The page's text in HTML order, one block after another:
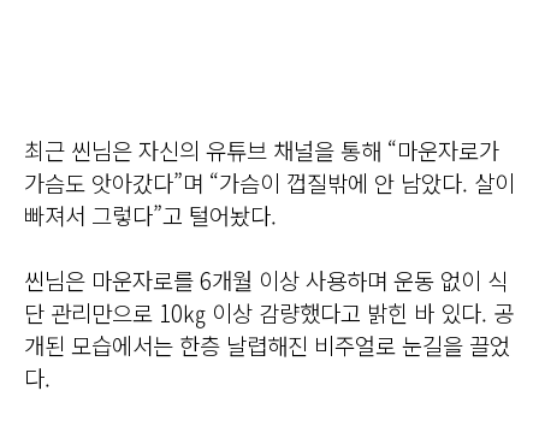
최근 씬님은 자신의 유튜브 채널을 통해 “마운자로가
가슴도 앗아갔다”며 “가슴이 껍질밖에 안 남았다. 살이
빠져서 그렇다”고 털어놨다.
씬님은 마운자로를 6개월 이상 사용하며 운동 없이 식
단 관리만으로 10㎏ 이상 감량했다고 밝힌 바 있다. 공
개된 모습에서는 한층 날렵해진 비주얼로 눈길을 끌었
다.